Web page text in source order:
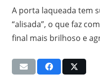
A porta laqueada tem
“alisada”, o que faz
final mais brilhoso e